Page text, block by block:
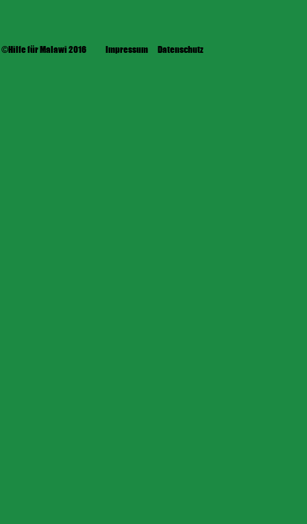
©Hilfe für Malawi 2016 Impressum Datenschutz